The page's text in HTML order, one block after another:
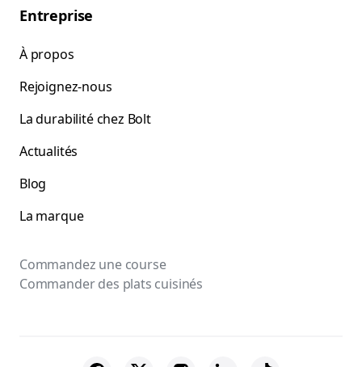
Entreprise
À propos
Rejoignez-nous
La durabilité chez Bolt
Actualités
Blog
La marque
Commandez une course
Commander des plats cuisinés